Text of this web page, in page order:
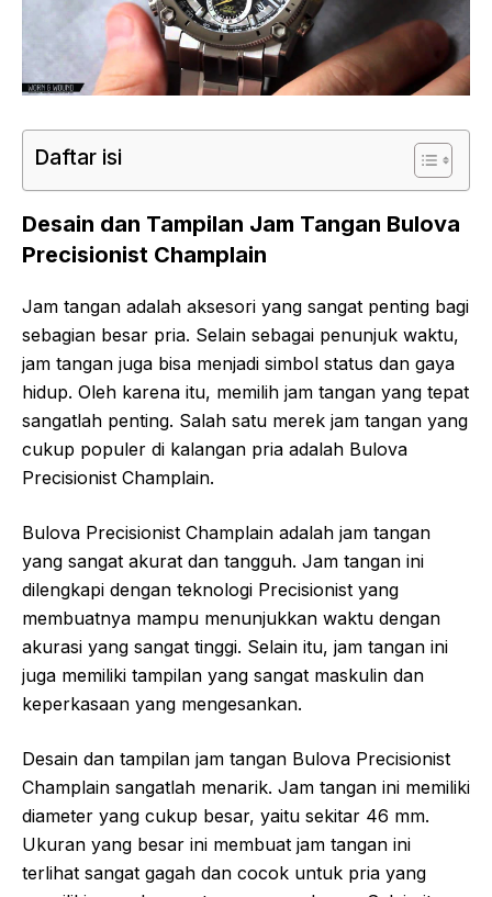
Daftar isi
Desain dan Tampilan Jam Tangan Bulova
Precisionist Champlain
Jam tangan adalah aksesori yang sangat penting bagi
sebagian besar pria. Selain sebagai penunjuk waktu,
jam tangan juga bisa menjadi simbol status dan gaya
hidup. Oleh karena itu, memilih jam tangan yang tepat
sangatlah penting. Salah satu merek jam tangan yang
cukup populer di kalangan pria adalah Bulova
Precisionist Champlain.
Bulova Precisionist Champlain adalah jam tangan
yang sangat akurat dan tangguh. Jam tangan ini
dilengkapi dengan teknologi Precisionist yang
membuatnya mampu menunjukkan waktu dengan
akurasi yang sangat tinggi. Selain itu, jam tangan ini
juga memiliki tampilan yang sangat maskulin dan
keperkasaan yang mengesankan.
Desain dan tampilan jam tangan Bulova Precisionist
Champlain sangatlah menarik. Jam tangan ini memiliki
diameter yang cukup besar, yaitu sekitar 46 mm.
Ukuran yang besar ini membuat jam tangan ini
terlihat sangat gagah dan cocok untuk pria yang